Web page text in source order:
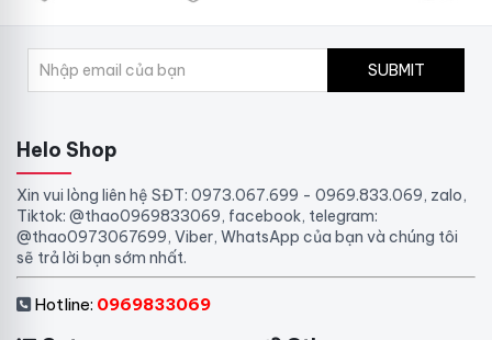
SUBMIT
Helo Shop
Xin vui lòng liên hệ SĐT: 0973.067.699 - 0969.833.069, zalo,
Tiktok: @thao0969833069, facebook, telegram:
@thao0973067699, Viber, WhatsApp của bạn và chúng tôi
sẽ trả lời bạn sớm nhất.
Hotline: 0969833069